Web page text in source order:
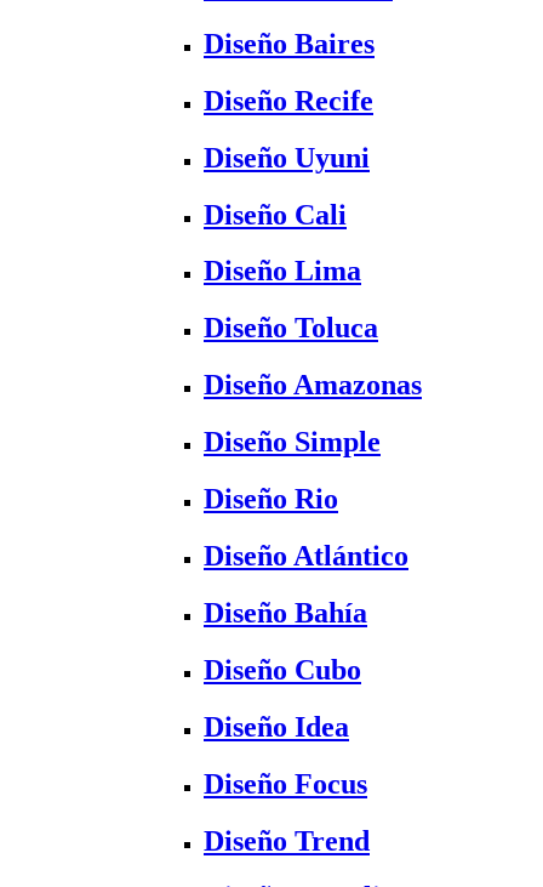
Diseño Baires
Diseño Recife
Diseño Uyuni
Diseño Cali
Diseño Lima
Diseño Toluca
Diseño Amazonas
Diseño Simple
Diseño Rio
Diseño Atlántico
Diseño Bahía
Diseño Cubo
Diseño Idea
Diseño Focus
Diseño Trend